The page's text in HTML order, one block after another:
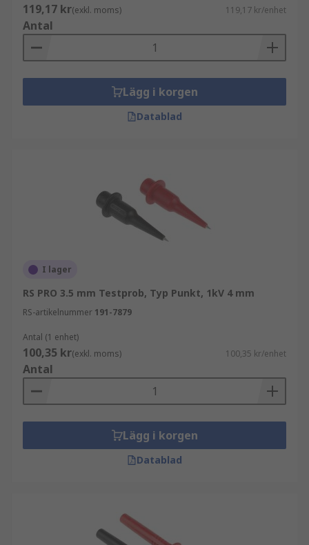
119,17 kr(exkl. moms) 119,17 kr/enhet
Antal
Lägg i korgen
Datablad
I lager
RS PRO 3.5 mm Testprob, Typ Punkt, 1kV 4 mm
RS-artikelnummer 191-7879
Antal (1 enhet)
100,35 kr(exkl. moms) 100,35 kr/enhet
Antal
Lägg i korgen
Datablad